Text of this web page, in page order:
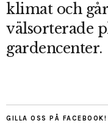
klimat och
välsorterade
gardencenter.
GILLA OSS PÅ FACEBOOK!